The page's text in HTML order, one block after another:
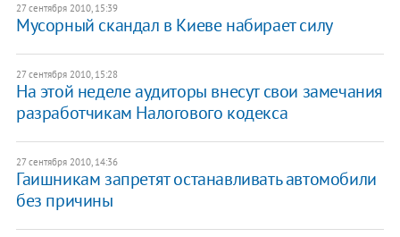
27 сентября 2010, 15:39
Мусорный скандал в Киеве набирает силу
27 сентября 2010, 15:28
На этой неделе аудиторы внесут свои замечания
разработчикам Налогового кодекса
27 сентября 2010, 14:36
Гаишникам запретят останавливать автомобили
без причины